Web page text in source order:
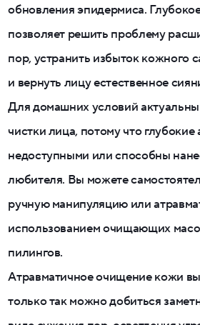
обновления эпидермиса.
позволяет решить проблему
пор, устранить избыток кожного
и вернуть лицу естественное
Для домашних условий
чистки лица, потому что глубокие
недоступными или способны
любителя. Вы можете
ручную манипуляцию или
использованием очищающих
пилингов.
Атравматичное очищение кожи
только так можно добиться